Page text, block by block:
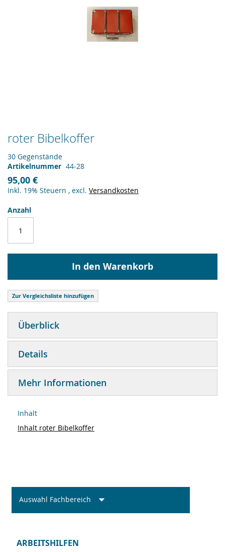
roter Bibelkoffer
30 Gegenstände
Artikelnummer 44-28
95,00 €
Inkl. 19% Steuern , excl. Versandkosten
Anzahl
In den Warenkorb
Zur Vergleichsliste hinzufügen
Zum
Anfang
der
Bildergalerie
springen
Überblick
Details
Mehr Informationen
Inhalt
Inhalt roter Bibelkoffer
Auswahl Fachbereich
ARBEITSHILFEN